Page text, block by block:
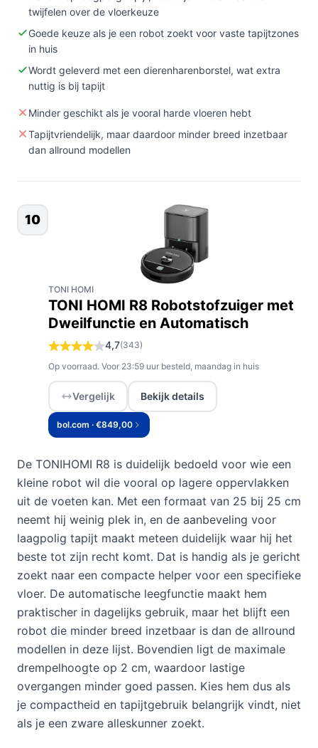
twijfelen over de vloerkeuze
Goede keuze als je een robot zoekt voor vaste tapijtzones
in huis
Wordt geleverd met een dierenharenborstel, wat extra
nuttig is bij tapijt
Minder geschikt als je vooral harde vloeren hebt
Tapijtvriendelijk, maar daardoor minder breed inzetbaar
dan allround modellen
10
TONI HOMI
TONI HOMI R8 Robotstofzuiger met
Dweilfunctie en Automatisch
4,7(343)
Op voorraad. Voor 23:59 uur besteld, maandag in huis
Vergelijk Bekijk details
bol.com · €849,00
De TONIHOMI R8 is duidelijk bedoeld voor wie een
kleine robot wil die vooral op lagere oppervlakken
uit de voeten kan. Met een formaat van 25 bij 25 cm
neemt hij weinig plek in, en de aanbeveling voor
laagpolig tapijt maakt meteen duidelijk waar hij het
beste tot zijn recht komt. Dat is handig als je gericht
zoekt naar een compacte helper voor een specifieke
vloer. De automatische leegfunctie maakt hem
praktischer in dagelijks gebruik, maar het blijft een
robot die minder breed inzetbaar is dan de allround
modellen in deze lijst. Bovendien ligt de maximale
drempelhoogte op 2 cm, waardoor lastige
overgangen minder goed passen. Kies hem dus als
je compactheid en tapijtgebruik belangrijk vindt, niet
als je een zware alleskunner zoekt.